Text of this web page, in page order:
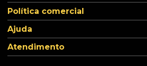
Política comercial
Ajuda
Atendimento